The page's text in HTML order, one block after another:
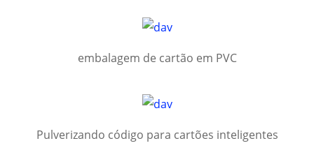
embalagem de cartão em PVC
Pulverizando código para cartões inteligentes